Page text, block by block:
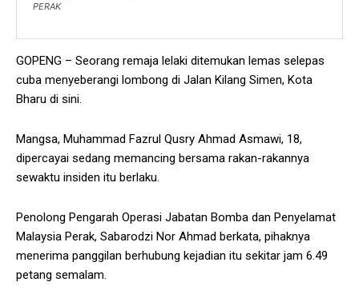
PERAK
GOPENG – Seorang remaja lelaki ditemukan lemas selepas
cuba menyeberangi lombong di Jalan Kilang Simen, Kota
Bharu di sini.
Mangsa, Muhammad Fazrul Qusry Ahmad Asmawi, 18,
dipercayai sedang memancing bersama rakan-rakannya
sewaktu insiden itu berlaku.
Penolong Pengarah Operasi Jabatan Bomba dan Penyelamat
Malaysia Perak, Sabarodzi Nor Ahmad berkata, pihaknya
menerima panggilan berhubung kejadian itu sekitar jam 6.49
petang semalam.